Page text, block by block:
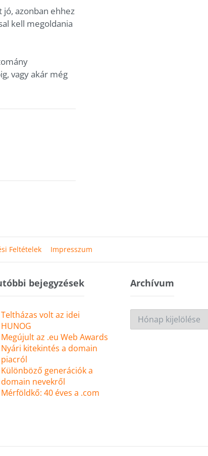
azonban ehhez
kell megoldania
vagy akár még
Feltételek Impresszum
bejegyzések
Teltházas volt az idei
HUNOG
Megújult az .eu Web Awards
Nyári kitekintés a domain
piacról
Különböző generációk a
domain nevekről
Mérföldkő: 40 éves a .com
ArchívumArchívum